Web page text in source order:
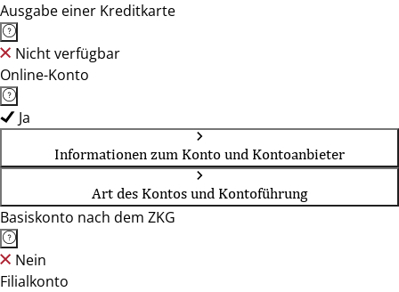
Ausgabe einer Kreditkarte
Nicht verfügbar
Online-Konto
Ja
Informationen zum Konto und Kontoanbieter
Art des Kontos und Kontoführung
Basiskonto nach dem ZKG
Nein
Filialkonto